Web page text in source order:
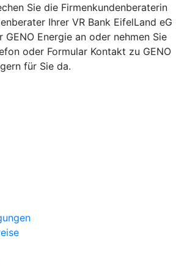
Sie die Firmenkundenberaterin
Ihrer VR Bank EifelLand eG
GENO Energie an oder nehmen Sie
oder Formular Kontakt zu GENO
für Sie da.